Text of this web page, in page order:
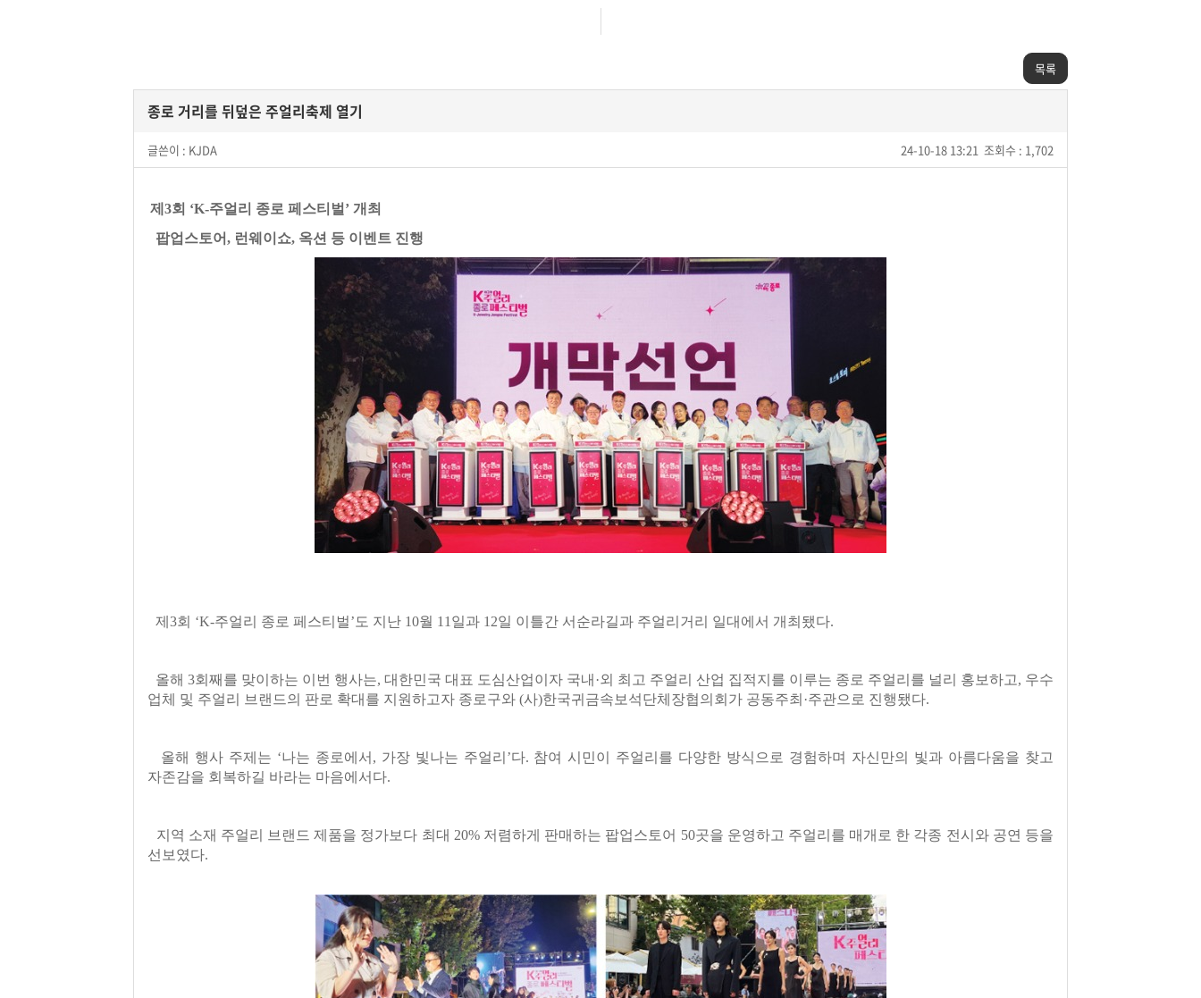
목록
종로 거리를 뒤덮은 주얼리축제 열기
글쓴이 : KJDA 조회수 : 1,702
24-10-18 13:21
제3회 ‘K-주얼리 종로 페스티벌’ 개최
팝업스토어, 런웨이쇼, 옥션 등 이벤트 진행
제3회 ‘K-주얼리 종로 페스티벌’도 지난 10월 11일과 12일 이틀간 서순라길과 주얼리거리 일대에서 개최됐다.
올해 3회째를 맞이하는 이번 행사는, 대한민국 대표 도심산업이자 국내·외 최고 주얼리 산업 집적지를 이루는 종로 주얼리를 널리 홍보하고, 우수
업체 및 주얼리 브랜드의 판로 확대를 지원하고자 종로구와 (사)한국귀금속보석단체장협의회가 공동주최·주관으로 진행됐다.
올해 행사 주제는 ‘나는 종로에서, 가장 빛나는 주얼리’다. 참여 시민이 주얼리를 다양한 방식으로 경험하며 자신만의 빛과 아름다움을 찾고
자존감을 회복하길 바라는 마음에서다.
지역 소재 주얼리 브랜드 제품을 정가보다 최대 20% 저렴하게 판매하는 팝업스토어 50곳을 운영하고 주얼리를 매개로 한 각종 전시와 공연 등을
선보였다.